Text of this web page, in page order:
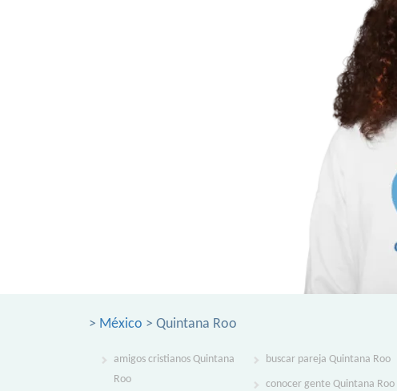
> México > Quintana Roo
amigos cristianos Quintana
Roo
buscar pareja Quintana Roo
conocer gente Quintana Roo